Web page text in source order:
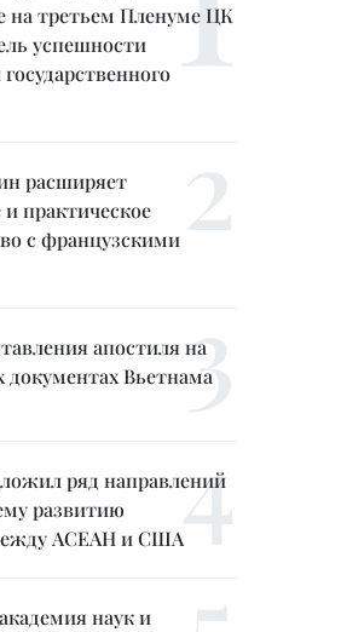
на третьем Пленуме ЦК
успешности
расширяет
практическое
с французскими
апостиля на
Вьетнама
ряд направлений
развитию
АСЕАН и США
наук и